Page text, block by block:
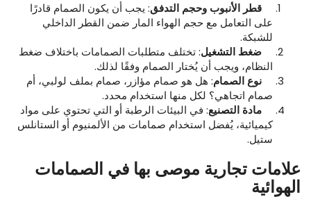
قطر الأنبوب وحجم التدفق: يجب أن يكون الصمام قادرًا
على التعامل مع حجم الهواء المار ضمن القطر الداخلي
للشبكة.
ضغط التشغيل: تختلف متطلبات الصمامات باختلاف ضغط
النظام، ويجب أن يُختار الصمام وفقًا لذلك.
نوع الصمام: هل هو صمام مؤازر، صمام بملف لولبي، أم
صمام اتجاهي؟ لكل منها استخدام محدد.
مادة التصنيع: في البيئات الرطبة أو التي تحتوي على مواد
كيميائية، يُفضل استخدام صمامات من الألمنيوم أو الستانلس
ستيل.
علامات تجارية موصى بها في الصمامات
الهوائية